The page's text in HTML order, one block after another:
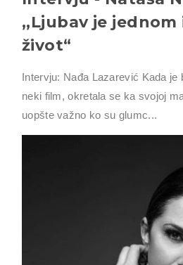
,,Ljubav je jednom
život“
Intervju: Nađa Lazarević Kada je
neki film, okretala se ka svojoj
uopšte važno ko su glumc...